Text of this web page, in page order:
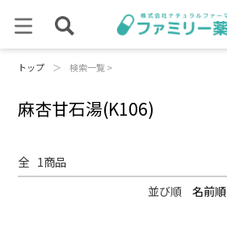
トップ ＞ 検索一覧 >
麻杏甘石湯(K106)
全 1商品
並び順 名前順